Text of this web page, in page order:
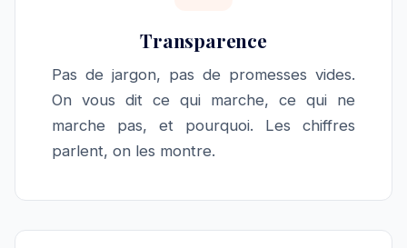
Transparence
Pas de jargon, pas de promesses vides.
On vous dit ce qui marche, ce qui ne
marche pas, et pourquoi. Les chiffres
parlent, on les montre.